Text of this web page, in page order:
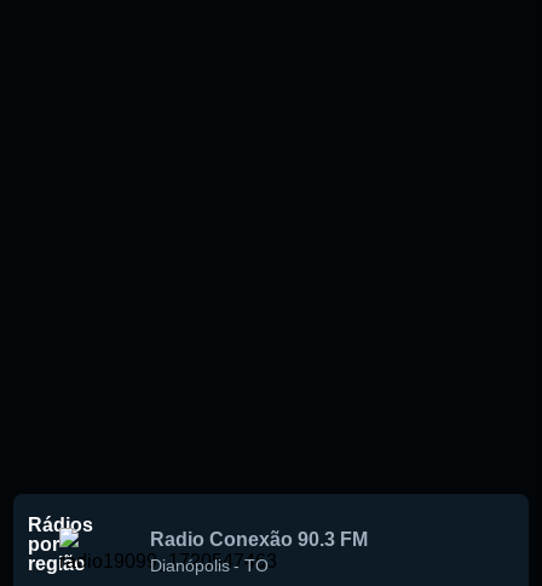
Rádios
por
região
Radio Conexão 90.3 FM
Dianópolis-TO